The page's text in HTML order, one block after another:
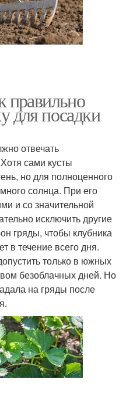
правильно
для посадки
отвечать
сами кусты
но для полноценного
солнца. При его
и со значительной
исключить другие
гряды, чтобы клубника
в течение всего дня.
только в южных
безоблачных дней. Но
на гряды после